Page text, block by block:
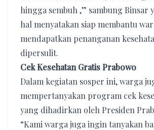
hingga sembuh ,” sambung Binsar
hal menyatakan siap membantu
mendapatkan penanganan
dipersulit.
Cek Kesehatan Gratis Prabowo
Dalam kegiatan sosper ini, warga
mempertanyakan program cek
yang dihadirkan oleh Presiden
“Kami warga juga ingin tanyakan